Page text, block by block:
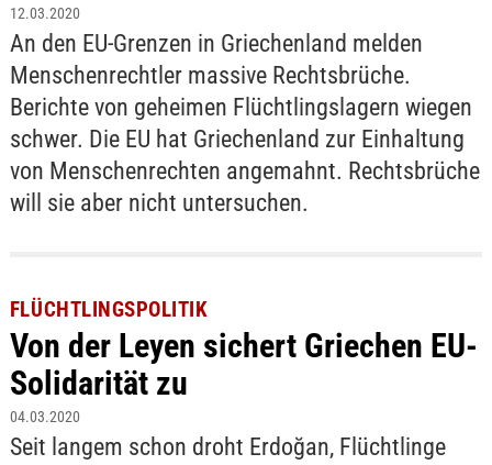
12.03.2020
An den EU-Grenzen in Griechenland melden
Menschenrechtler massive Rechtsbrüche.
Berichte von geheimen Flüchtlingslagern wiegen
schwer. Die EU hat Griechenland zur Einhaltung
von Menschenrechten angemahnt. Rechtsbrüche
will sie aber nicht untersuchen.
FLÜCHTLINGSPOLITIK
Von der Leyen sichert Griechen EU-
Solidarität zu
04.03.2020
Seit langem schon droht Erdoğan, Flüchtlinge